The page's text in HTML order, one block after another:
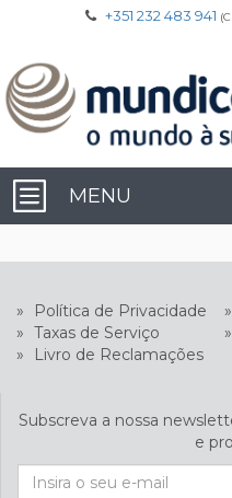
+351 232 483 941
MENU
» Política de Privacidade »
» Taxas de Serviço »
»
Livro de Reclamações
Subscreva a nossa
e